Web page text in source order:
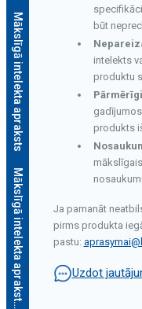
Mākslīgā intelekta apraksts
M
ā
k
s
l
ī
g
ā
i
n
t
e
l
e
k
t
a
a
p
r
a
k
s
t
s
būt
intelekts
produktu
produkts
Ja pamanāt
pirms produkta
pastu:
Uzdot